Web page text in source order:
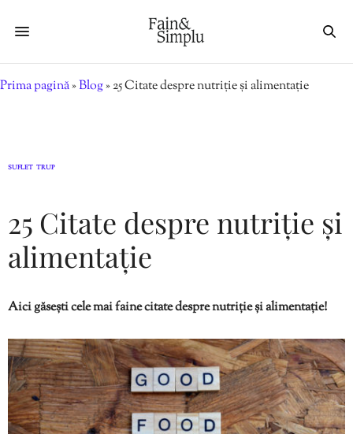
Prima pagină»Blog»25 Citate despre nutriție și alimentație
SUFLET TRUP
25 Citate despre nutriție și
alimentație
Aici găsești cele mai faine citate despre nutriție și alimentație!